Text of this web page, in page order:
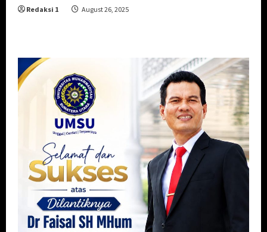
Redaksi 1 August 26, 2025